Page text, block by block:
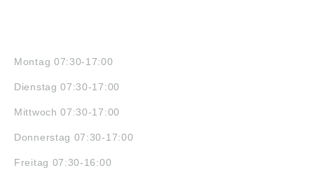
Montag 07:30-17:00
Dienstag 07:30-17:00
Mittwoch 07:30-17:00
Donnerstag 07:30-17:00
Freitag 07:30-16:00